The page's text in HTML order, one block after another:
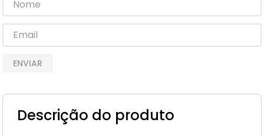
ENVIAR
Descrição do produto
9º
torneira
10º